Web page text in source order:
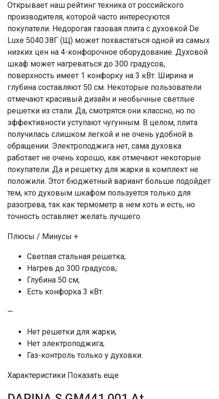
Открывает наш рейтинг техника от российского
производителя, которой часто интересуются
покупатели. Недорогая газовая плита с духовкой De
Luxe 5040.38Г (Щ) может похвастаться одной из самых
низких цен на 4-конфорочное оборудование. Духовой
шкаф может нагреваться до 300 градусов,
поверхность имеет 1 конфорку на 3 кВт. Ширина и
глубина составляют 50 см. Некоторые пользователи
отмечают красивый дизайн и необычные светлые
решетки из стали. Да, смотрятся они классно, но по
эффективности уступают чугунным. В целом, плита
получилась слишком легкой и не очень удобной в
обращении. Электроподжига нет, сама духовка
работает не очень хорошо, как отмечают некоторые
покупатели. Да и решетку для жарки в комплект не
положили. Этот бюджетный вариант больше подойдет
тем, кто духовым шкафом пользуется только для
разогрева, так как термометр в нем хоть и есть, но
точность оставляет желать лучшего.
Плюсы / Минусы +
Светлая стальная решетка;
Нагрев до 300 градусов;
Глубина 50 см;
Есть конфорка 3 кВт.
—
Нет решетки для жарки;
Нет электроподжига;
Газ-контроль только у духовки.
Характеристики Показать еще